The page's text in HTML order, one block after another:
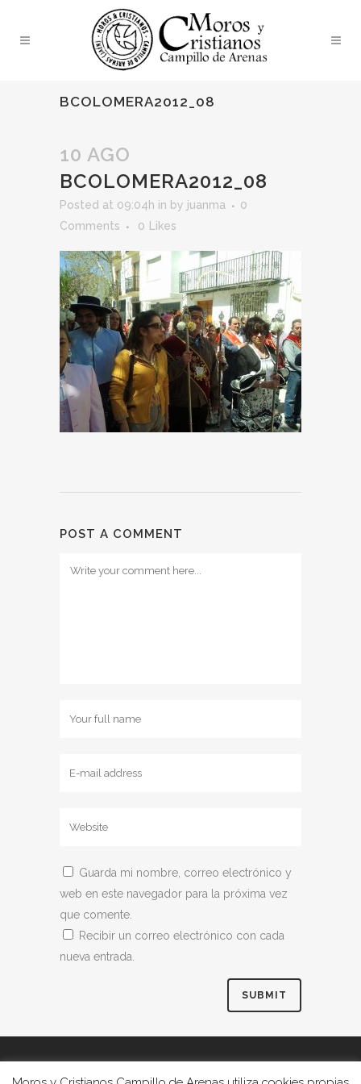
BCOLOMERA2012_08
10 AGO
BCOLOMERA2012_08
Posted at 09:04h in by juanma
0
Comments
0 Likes
POST A COMMENT
Guarda mi nombre, correo electrónico y
web en este navegador para la próxima vez
que comente.
Recibir un correo electrónico con cada
nueva entrada.